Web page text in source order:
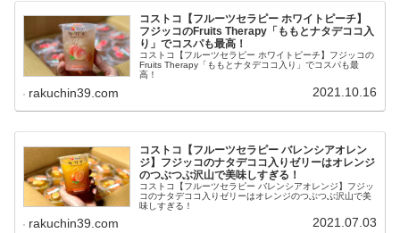
コストコ【フルーツセラピー ホワイトピーチ】
フジッコのFruits Therapy「ももとナタデココ入
り」でコスパも最高！
コストコ【フルーツセラピー ホワイトピーチ】フジッコの
Fruits Therapy「ももとナタデココ入り」でコスパも最
高！
rakuchin39.com 2021.10.16
コストコ【フルーツセラピー バレンシアオレン
ジ】フジッコのナタデココ入りゼリーはオレンジ
のつぶつぶ沢山で美味しすぎる！
コストコ【フルーツセラピー バレンシアオレンジ】フジッ
コのナタデココ入りゼリーはオレンジのつぶつぶ沢山で美
味しすぎる！
rakuchin39.com 2021.07.03